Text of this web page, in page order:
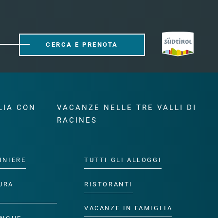
CERCA E PRENOTA
CON
VACANZE NELLE TRE VALLI DI
RACINES
TUTTI GLI ALLOGGI
RISTORANTI
VACANZE IN FAMIGLIA